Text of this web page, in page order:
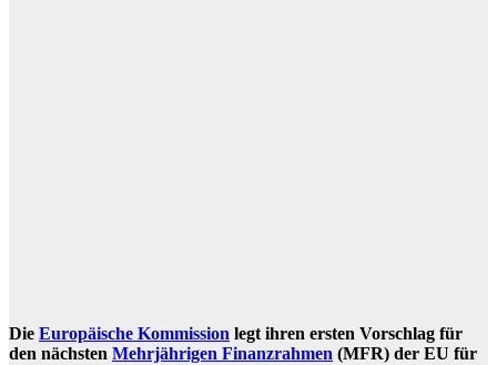
Die Europäische Kommission legt ihren ersten Vorschlag für
den nächsten Mehrjährigen Finanzrahmen (MFR) der EU für